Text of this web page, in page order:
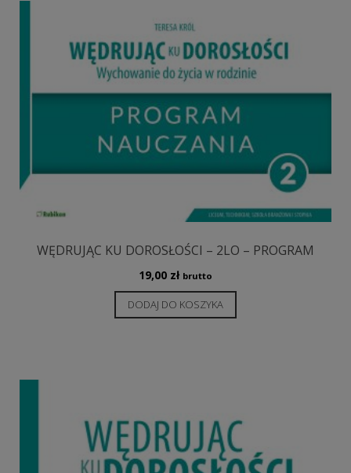
WĘDRUJĄC KU DOROSŁOŚCI – 2LO – PROGRAM
19,00 zł brutto
DODAJ DO KOSZYKA